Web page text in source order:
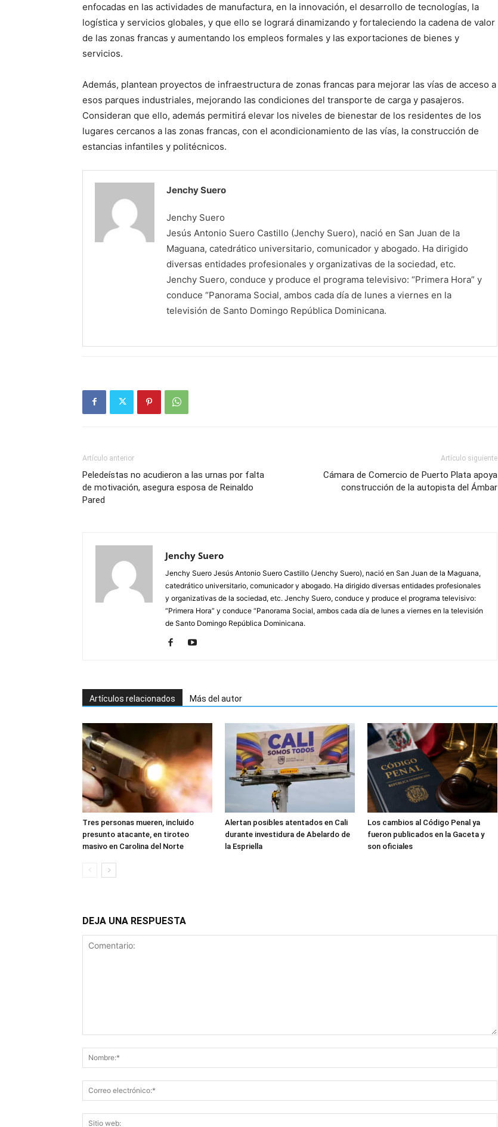
enfocadas en las actividades de manufactura, en la innovación, el desarrollo de tecnologías, la
logística y servicios globales, y que ello se logrará dinamizando y fortaleciendo la cadena de valor
de las zonas francas y aumentando los empleos formales y las exportaciones de bienes y
servicios.
Además, plantean proyectos de infraestructura de zonas francas para mejorar las vías de acceso a
esos parques industriales, mejorando las condiciones del transporte de carga y pasajeros.
Consideran que ello, además permitirá elevar los niveles de bienestar de los residentes de los
lugares cercanos a las zonas francas, con el acondicionamiento de las vías, la construcción de
estancias infantiles y politécnicos.
Jenchy Suero
Jenchy Suero
Jesús Antonio Suero Castillo (Jenchy Suero), nació en San Juan de la
Maguana, catedrático universitario, comunicador y abogado. Ha dirigido
diversas entidades profesionales y organizativas de la sociedad, etc.
Jenchy Suero, conduce y produce el programa televisivo: “Primera Hora” y
conduce “Panorama Social, ambos cada día de lunes a viernes en la
televisión de Santo Domingo República Dominicana.
Artículo anterior
Peledeístas no acudieron a las urnas por falta
de motivación, asegura esposa de Reinaldo
Pared
Artículo siguiente
Cámara de Comercio de Puerto Plata apoya
construcción de la autopista del Ámbar
Jenchy Suero
Jenchy Suero Jesús Antonio Suero Castillo (Jenchy Suero), nació en San Juan de la Maguana,
catedrático universitario, comunicador y abogado. Ha dirigido diversas entidades profesionales
y organizativas de la sociedad, etc. Jenchy Suero, conduce y produce el programa televisivo:
“Primera Hora” y conduce “Panorama Social, ambos cada día de lunes a viernes en la televisión
de Santo Domingo República Dominicana.
Artículos relacionados Más del autor
Tres personas mueren, incluido
presunto atacante, en tiroteo
masivo en Carolina del Norte
Alertan posibles atentados en Cali
durante investidura de Abelardo de
la Espriella
Los cambios al Código Penal ya
fueron publicados en la Gaceta y
son oficiales
DEJA UNA RESPUESTA